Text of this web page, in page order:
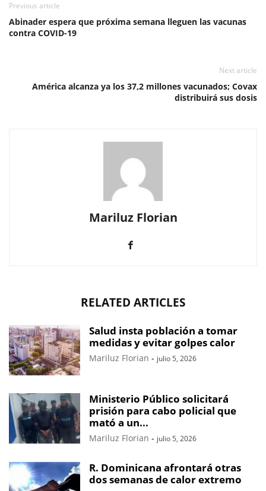
Previous article
Abinader espera que próxima semana lleguen las vacunas
contra COVID-19
Next article
América alcanza ya los 37,2 millones vacunados; Covax
distribuirá sus dosis
Mariluz Florian
RELATED ARTICLES
Salud insta población a tomar
medidas y evitar golpes calor
Mariluz Florian - julio 5, 2026
Ministerio Público solicitará
prisión para cabo policial que
mató a un...
Mariluz Florian - julio 5, 2026
R. Dominicana afrontará otras
dos semanas de calor extremo